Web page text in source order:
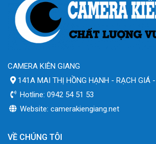
CAMERA KIÊN GIANG
141A MAI THỊ HỒNG HẠNH - RẠCH GIÁ
Hotline: 0942 54 51 53
Website: camerakiengiang.net
VỀ CHÚNG TÔI